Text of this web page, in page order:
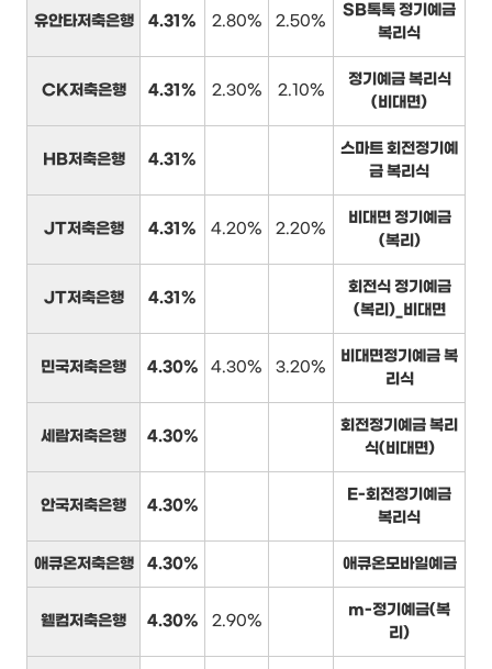
유안타저축은행 4.31% 2.80% 2.50%
SB톡톡 정기예금
복리식
CK저축은행 4.31% 2.30% 2.10%
정기예금 복리식
(비대면)
HB저축은행 4.31%
스마트 회전정기예
금 복리식
JT저축은행 4.31% 4.20% 2.20%
비대면 정기예금
(복리)
JT저축은행 4.31%
회전식 정기예금
(복리)_비대면
민국저축은행 4.30% 4.30% 3.20%
비대면정기예금 복
리식
세람저축은행 4.30%
회전정기예금 복리
식(비대면)
안국저축은행 4.30%
E-회전정기예금
복리식
애큐온저축은행 4.30% 애큐온모바일예금
웰컴저축은행 4.30% 2.90%
m-정기예금(복
리)